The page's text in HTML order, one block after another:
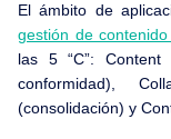
El ámbito de
gestión de
las 5 “C”: Content
conformidad),
(consolidación) y